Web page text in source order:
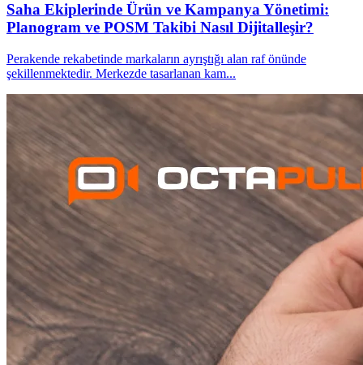
Saha Ekiplerinde Ürün ve Kampanya Yönetimi:
Planogram ve POSM Takibi Nasıl Dijitalleşir?
Perakende rekabetinde markaların ayrıştığı alan raf önünde
şekillenmektedir. Merkezde tasarlanan kam...